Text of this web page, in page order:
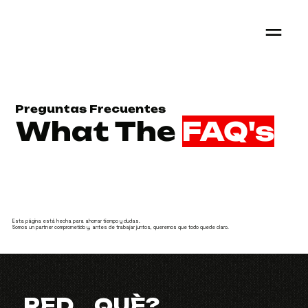
Preguntas Frecuentes
What The FAQ's
Esta página está hecha para ahorrar tiempo y dudas.
Somos un partner comprometido y, antes de trabajar juntos, queremos que todo quede claro.